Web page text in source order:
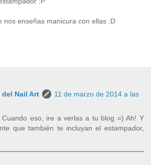
nos enseñas manicura con ellas :D
del Nail Art
11 de marzo de 2014 a las
Cuando eso, ire a verlas a tu blog =) Ah! Y
que también te incluyan el estampador,